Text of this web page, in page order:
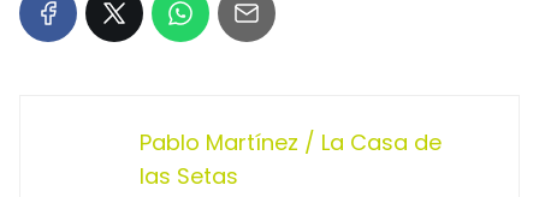
Pablo Martínez / La Casa de
las Setas